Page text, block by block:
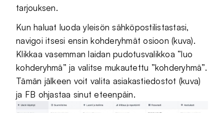
tarjouksen.
Kun haluat luoda yleisön sähköpostilistastasi,
navigoi itsesi ensin kohderyhmät osioon (kuva).
Klikkaa vasemman laidan pudotusvalikkoa ”luo
kohderyhmä” ja valitse mukautettu ”kohderyhmä”.
Tämän jälkeen voit valita asiakastiedostot (kuva)
ja FB ohjastaa sinut eteenpäin.